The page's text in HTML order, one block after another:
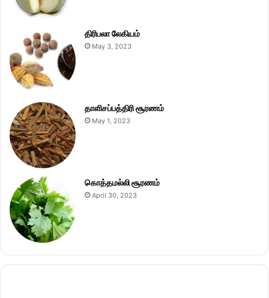
திரிபலா லேகியம்
May 3, 2023
தாளிசப்பத்திரி சூரணம்
May 1, 2023
கொத்தமல்லி சூரணம்
April 30, 2023